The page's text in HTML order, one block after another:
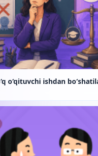
o‘qituvchi ishdan